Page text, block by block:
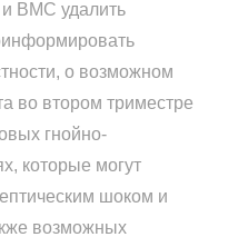
и ВМС удалить
о возможном
во втором триместре
гнойно-
которые могут
шоком и
возможных